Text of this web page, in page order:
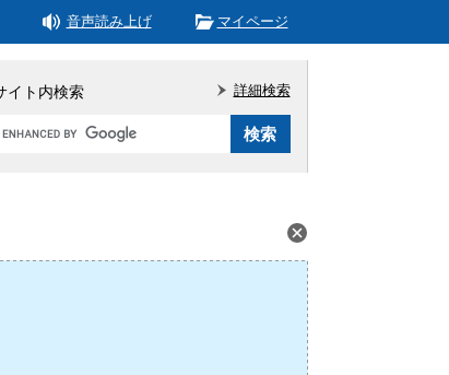
音声読み上げ マイページ
イト内検索
Google
詳細検索